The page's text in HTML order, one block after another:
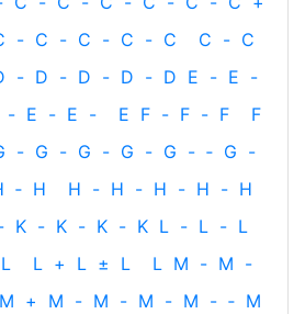
- C - C - C - C C - C
- D - D - D - D E - E -
- E - E - E F - F - F
F
- G - G - G - G - ‐ G -
‐ H H - H - H - H - H
K - K - K - K L - L - L
L L + L ± L L M - M -
M + M - M - M - M - ‐ M